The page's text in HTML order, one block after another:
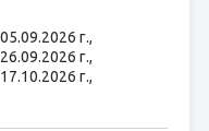
05.09.2026 г.,
26.09.2026 г.,
17.10.2026 г.,